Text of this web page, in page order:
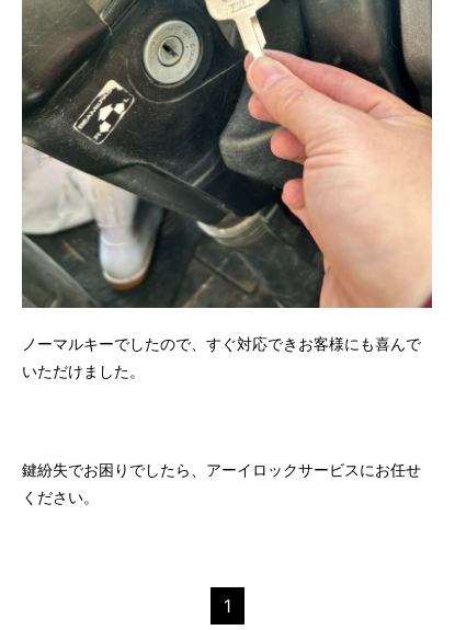
ノーマルキーでしたので、すぐ対応できお客様にも喜んで
いただけました。
鍵紛失でお困りでしたら、アーイロックサービスにお任せ
ください。
1